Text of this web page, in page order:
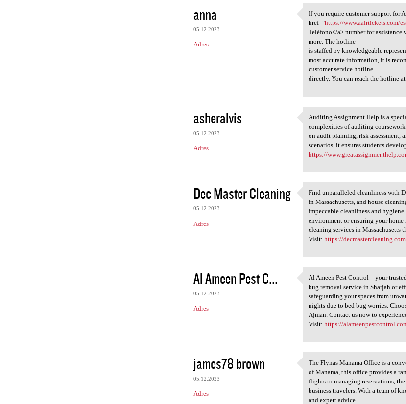
anna
05.12.2023
Adres
If you require customer
If you require customer support for
href="https://www.aairtickets.com/
Teléfono</a> number for
more. The hotline
is staffed by knowledgeable
most accurate information, it is
customer service hotline
directly. You can reach the hotline
asheralvis
05.12.2023
Adres
Auditing Assignment Help
Auditing Assignment Help is a
complexities of auditing
on audit planning, risk assessment,
scenarios, it ensures students
https://
Dec Master Cleaning
05.12.2023
Adres
Find unparalleled
Find unparalleled cleanliness with
in Massachusetts, and house
impeccable cleanliness and
environment or ensuring your home
cleaning services in Massachusetts
Visit:https://
Al Ameen Pest C...
05.12.2023
Adres
Al Ameen Pest Control –
Al Ameen Pest Control – your
bug removal service in Sharjah or
safeguarding your spaces from
nights due to bed bug worries.
Ajman. Contact us now to
Visit:https://
james78 brown
05.12.2023
Adres
The Flynas Manama Office
The Flynas Manama Office is a
of Manama, this office provides a
flights to managing reservations,
business travelers. With a team of
and expert advice.